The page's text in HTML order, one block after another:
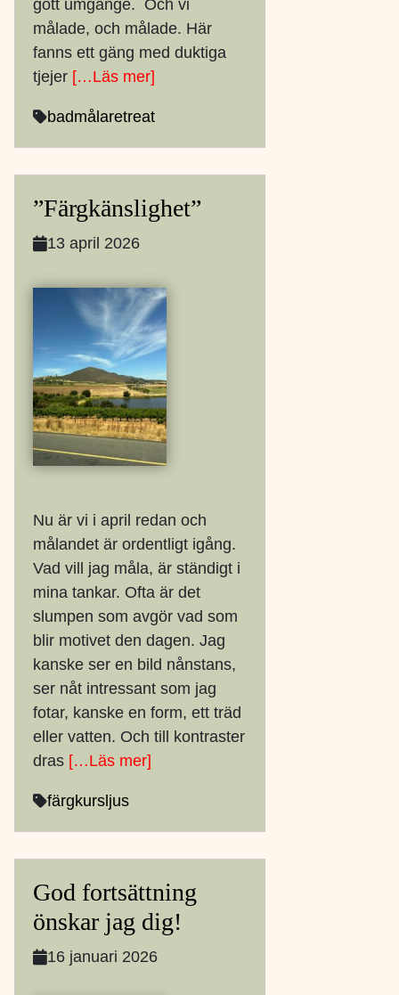
gött umgänge. Och vi
målade, och målade. Här
fanns ett gäng med duktiga
tjejer[…Läs mer]
badmålaretreat
”Färgkänslighet”
13 april 2026
Nu är vi i april redan och
målandet är ordentligt igång.
Vad vill jag måla, är ständigt i
mina tankar. Ofta är det
slumpen som avgör vad som
blir motivet den dagen. Jag
kanske ser en bild nånstans,
ser nåt intressant som jag
fotar, kanske en form, ett träd
eller vatten. Och till kontraster
dras[…Läs mer]
färgkursljus
God fortsättning
önskar jag dig!
16 januari 2026